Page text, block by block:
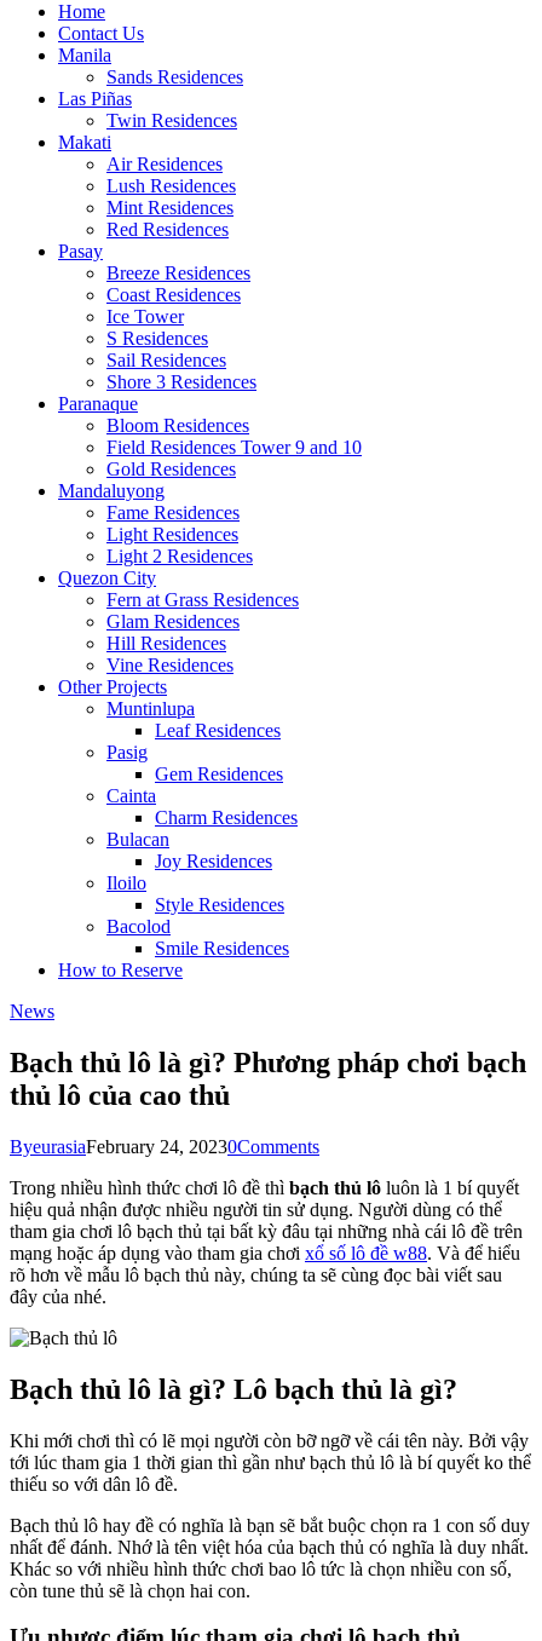
Home
Contact Us
Manila
Sands Residences
Las Piñas
Twin Residences
Makati
Air Residences
Lush Residences
Mint Residences
Red Residences
Pasay
Breeze Residences
Coast Residences
Ice Tower
S Residences
Sail Residences
Shore 3 Residences
Paranaque
Bloom Residences
Field Residences Tower 9 and 10
Gold Residences
Mandaluyong
Fame Residences
Light Residences
Light 2 Residences
Quezon City
Fern at Grass Residences
Glam Residences
Hill Residences
Vine Residences
Other Projects
Muntinlupa
Leaf Residences
Pasig
Gem Residences
Cainta
Charm Residences
Bulacan
Joy Residences
Iloilo
Style Residences
Bacolod
Smile Residences
How to Reserve
News
Bạch thủ lô là gì? Phương pháp chơi bạch
thủ lô của cao thủ
ByeurasiaFebruary 24, 20230Comments
Trong nhiều hình thức chơi lô đề thì bạch thủ lô luôn là 1 bí quyết
hiệu quả nhận được nhiều người tin sử dụng. Người dùng có thể
tham gia chơi lô bạch thủ tại bất kỳ đâu tại những nhà cái lô đề trên
mạng hoặc áp dụng vào tham gia chơi xổ số lô đề w88. Và để hiểu
rõ hơn về mẫu lô bạch thủ này, chúng ta sẽ cùng đọc bài viết sau
đây của nhé.
Bạch thủ lô là gì? Lô bạch thủ là gì?
Khi mới chơi thì có lẽ mọi người còn bỡ ngỡ về cái tên này. Bởi vậy
tới lúc tham gia 1 thời gian thì gần như bạch thủ lô là bí quyết ko thể
thiếu so với dân lô đề.
Bạch thủ lô hay đề có nghĩa là bạn sẽ bắt buộc chọn ra 1 con số duy
nhất để đánh. Nhớ là tên việt hóa của bạch thủ có nghĩa là duy nhất.
Khác so với nhiều hình thức chơi bao lô tức là chọn nhiều con số,
còn tune thủ sẽ là chọn hai con.